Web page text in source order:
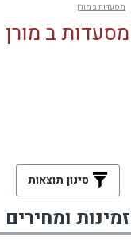
מסעדות ב מורן
מסעדות ב מורן
סינון תוצאות
זמינות ומחירים